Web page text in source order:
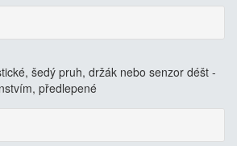
šedý pruh, držák nebo senzor déšt -
předlepené